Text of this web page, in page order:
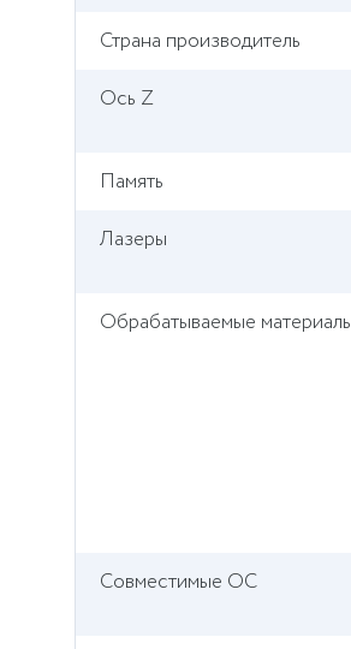
Страна производитель
Ось Z
Память
Лазеры
Обрабатываемые
Совместимые ОС